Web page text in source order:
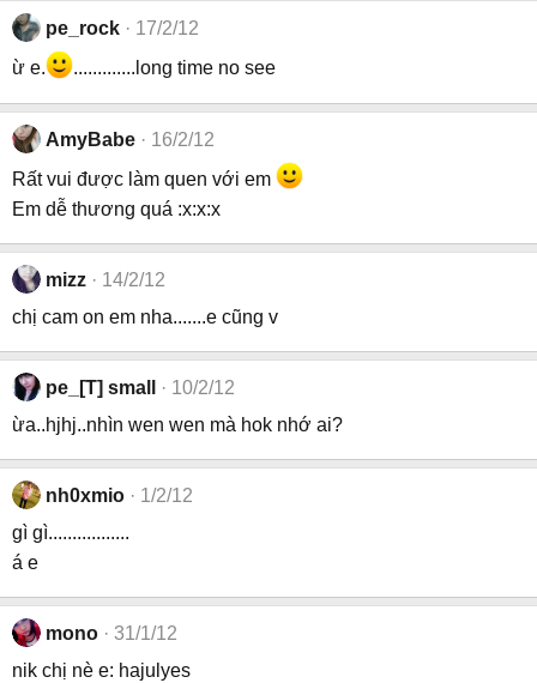
pe_rock
17/2/12
ừ e.
.............long time no see
AmyBabe
16/2/12
Rất vui được làm quen với em
Em dễ thương quá :x:x:x
mizz
14/2/12
chị cam on em nha.......e cũng v
pe_[T] small
10/2/12
ừa..hjhj..nhìn wen wen mà hok nhớ ai?
nh0xmio
1/2/12
gì gì.................
á e
mono
31/1/12
nik chị nè e: hajulyes